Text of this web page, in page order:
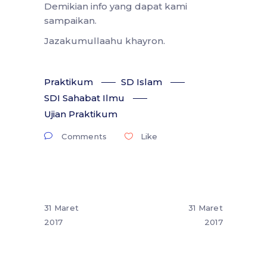
Demikian info yang dapat kami
sampaikan.
Jazakumullaahu khayron.
Praktikum
SD Islam
SDI Sahabat Ilmu
Ujian Praktikum
Comments Like
31 Maret
2017
31 Maret
2017